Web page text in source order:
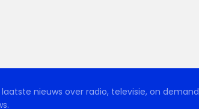
nieuws over radio, televisie, on demand